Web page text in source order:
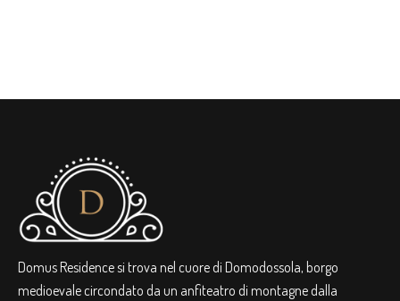
Domus Residence si trova nel cuore di Domodossola, borgo
medioevale circondato da un anfiteatro di montagne dalla